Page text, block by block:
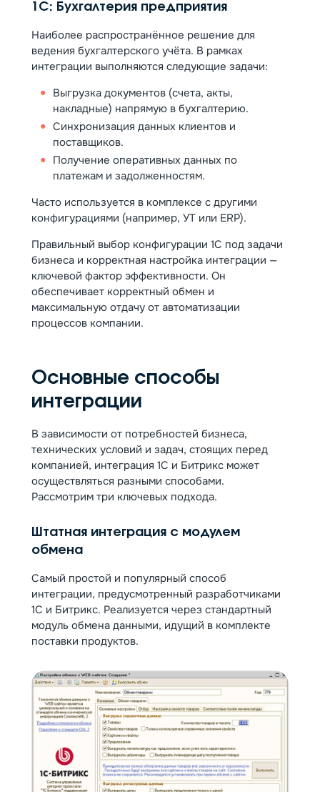
1С: Бухгалтерия предприятия
Наиболее распространённое решение для
ведения бухгалтерского учёта. В рамках
интеграции выполняются следующие задачи:
Выгрузка документов (счета, акты,
накладные) напрямую в бухгалтерию.
Синхронизация данных клиентов и
поставщиков.
Получение оперативных данных по
платежам и задолженностям.
Часто используется в комплексе с другими
конфигурациями (например, УТ или ERP).
Правильный выбор конфигурации 1С под задачи
бизнеса и корректная настройка интеграции —
ключевой фактор эффективности. Он
обеспечивает корректный обмен и
максимальную отдачу от автоматизации
процессов компании.
Основные способы
интеграции
В зависимости от потребностей бизнеса,
технических условий и задач, стоящих перед
компанией, интеграция 1С и Битрикс может
осуществляться разными способами.
Рассмотрим три ключевых подхода.
Штатная интеграция с модулем
обмена
Самый простой и популярный способ
интеграции, предусмотренный разработчиками
1С и Битрикс. Реализуется через стандартный
модуль обмена данными, идущий в комплекте
поставки продуктов.